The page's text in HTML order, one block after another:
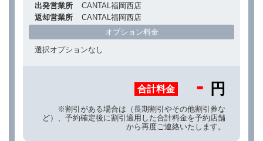
出発営業所
CANTAL福岡西店
返却営業所
CANTAL福岡西店
オプション料金
選択オプションなし
合計料金 - 円
※割引がある場合は（長期割引やその他割引券な
ど）、予約確定後に割引適用した合計料金を予約店舗
から再度ご連絡いたします。